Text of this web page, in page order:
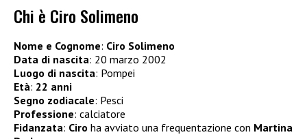
Chi è Ciro Solimeno
Nome e Cognome: Ciro Solimeno
Data di nascita: 20 marzo 2002
Luogo di nascita: Pompei
Età: 22 anni
Segno zodiacale: Pesci
Professione: calciatore
Fidanzata: Ciro ha avviato una frequentazione con Martina